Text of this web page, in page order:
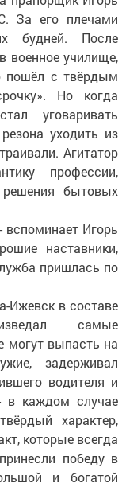
За его плечами
будней. После
военное училище,
пошёл с твёрдым
Но когда
уговаривать
уходить из
Агитатор
профессии,
бытовых
вспоминает Игорь
наставники,
пришлась по
Ижевск в составе
самые
могут выпасть на
задерживал
водителя и
каждом случае
характер,
которые всегда
победу в
и богатой